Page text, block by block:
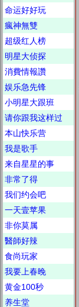
命运好好玩
瘋神無雙
超级红人榜
明星大侦探
消費情報讚
娱乐急先锋
小明星大跟班
请你跟我这样过
本山快乐营
我是歌手
来自星星的事
非常了得
我们约会吧
一天壹苹果
非你莫属
醫師好辣
食尚玩家
我要上春晚
黄金100秒
养生堂